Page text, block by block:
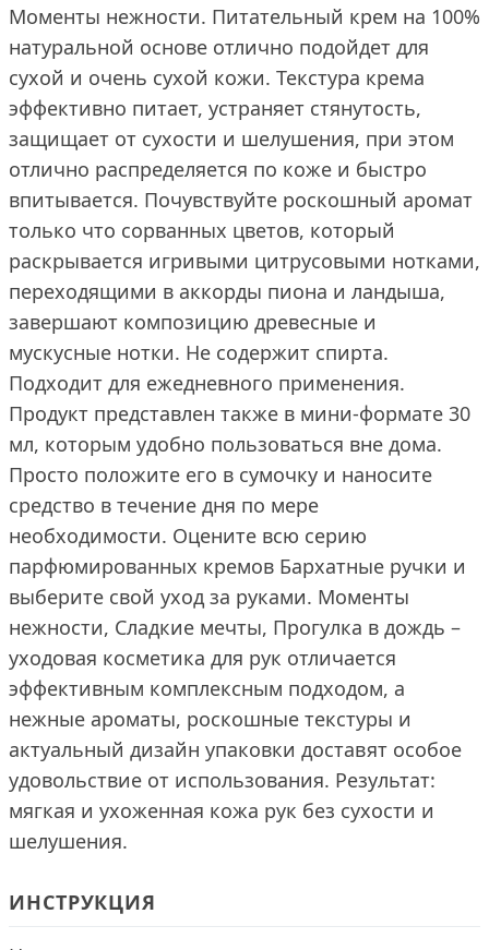
Моменты нежности. Питательный крем на 100%
натуральной основе отлично подойдет для
сухой и очень сухой кожи. Текстура крема
эффективно питает, устраняет стянутость,
защищает от сухости и шелушения, при этом
отлично распределяется по коже и быстро
впитывается. Почувствуйте роскошный аромат
только что сорванных цветов, который
раскрывается игривыми цитрусовыми нотками,
переходящими в аккорды пиона и ландыша,
завершают композицию древесные и
мускусные нотки. Не содержит спирта.
Подходит для ежедневного применения.
Продукт представлен также в мини-формате 30
мл, которым удобно пользоваться вне дома.
Просто положите его в сумочку и наносите
средство в течение дня по мере
необходимости. Оцените всю серию
парфюмированных кремов Бархатные ручки и
выберите свой уход за руками. Моменты
нежности, Сладкие мечты, Прогулка в дождь –
уходовая косметика для рук отличается
эффективным комплексным подходом, а
нежные ароматы, роскошные текстуры и
актуальный дизайн упаковки доставят особое
удовольствие от использования. Результат:
мягкая и ухоженная кожа рук без сухости и
шелушения.
ИНСТРУКЦИЯ